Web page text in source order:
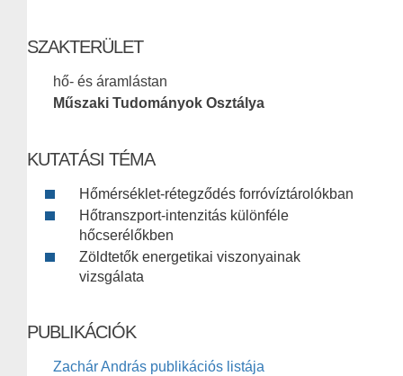
SZAKTERÜLET
hő- és áramlástan
Műszaki Tudományok Osztálya
KUTATÁSI TÉMA
Hőmérséklet-rétegződés forróvíztárolókban
Hőtranszport-intenzitás különféle
hőcserélőkben
Zöldtetők energetikai viszonyainak
vizsgálata
PUBLIKÁCIÓK
Zachár András publikációs listája